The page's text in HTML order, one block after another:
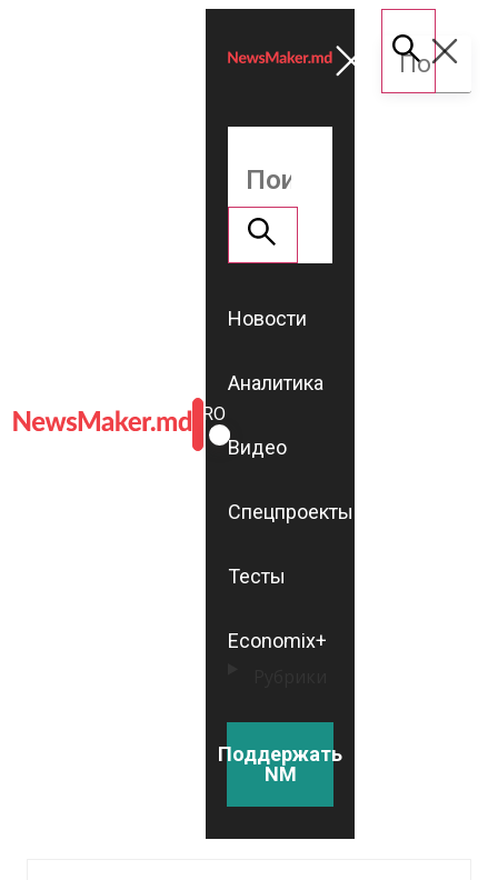
ROMÂNĂ
RU
Новости
Аналитика
Видео
Спецпроекты
Тесты
Economix+
Поддержать
NM